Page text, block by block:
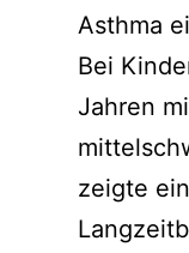
Asthma
Bei
Jahren
zeigte